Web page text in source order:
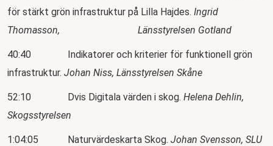
för stärkt grön infrastruktur på Lilla Hajdes. Ingrid
Thomasson, Länsstyrelsen Gotland
40:40 Indikatorer och kriterier för funktionell grön
infrastruktur. Johan Niss, Länsstyrelsen Skåne
52:10 Dvis Digitala värden i skog. Helena Dehlin,
Skogsstyrelsen
1:04:05 Naturvärdeskarta Skog. Johan Svensson, SLU